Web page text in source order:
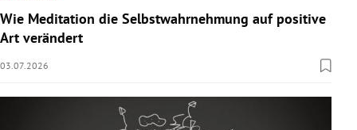
Wie Meditation die Selbstwahrnehmung auf positive
Art verändert
03.07.2026